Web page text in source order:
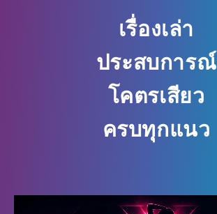
เรื่องเล่า
ประสบการณ์
โคตรเสียว
ครบทุกแนว